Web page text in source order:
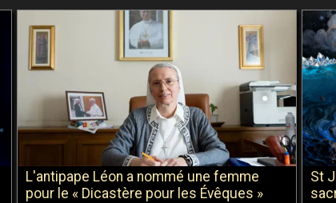
L'antipape Léon a nommé une femme
pour le « Dicastère pour les Évêques »
St